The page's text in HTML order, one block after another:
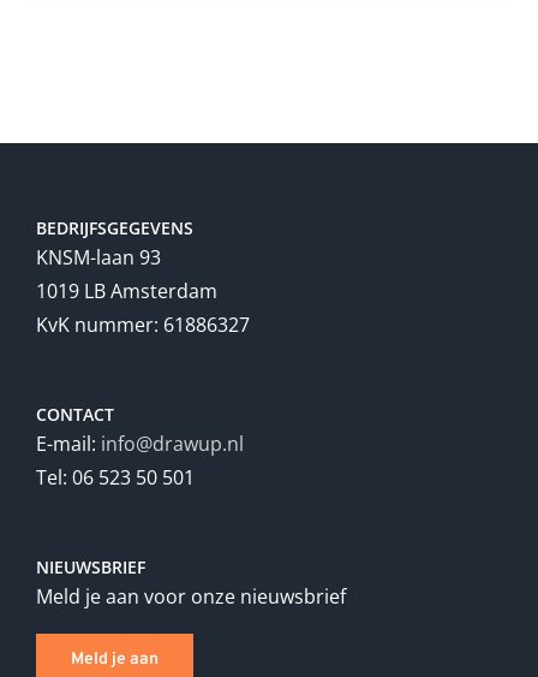
BEDRIJFSGEGEVENS
KNSM-laan 93
1019 LB Amsterdam
KvK nummer: 61886327
CONTACT
E-mail: info@drawup.nl
Tel: 06 523 50 501
NIEUWSBRIEF
Meld je aan voor onze nieuwsbrief
Meld je aan